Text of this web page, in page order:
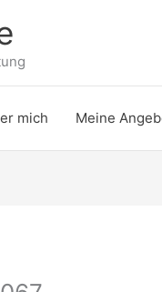
mich Meine